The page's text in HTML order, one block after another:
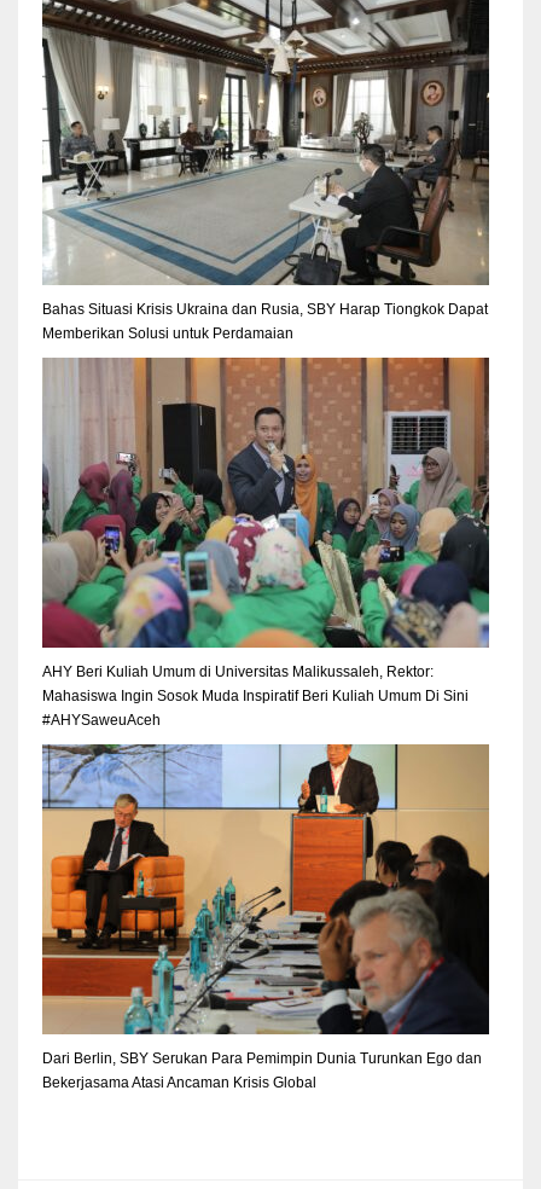
Bahas Situasi Krisis Ukraina dan Rusia, SBY Harap Tiongkok Dapat
Memberikan Solusi untuk Perdamaian
AHY Beri Kuliah Umum di Universitas Malikussaleh, Rektor:
Mahasiswa Ingin Sosok Muda Inspiratif Beri Kuliah Umum Di Sini
#AHYSaweuAceh
Dari Berlin, SBY Serukan Para Pemimpin Dunia Turunkan Ego dan
Bekerjasama Atasi Ancaman Krisis Global